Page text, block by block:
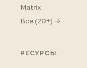
Matrix
Все (20+) →
РЕСУРСЫ